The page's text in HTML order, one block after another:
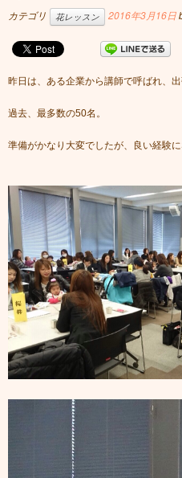
カテゴリ 花レッスン 2016年3月16日
昨日は、ある企業から講師で呼ばれ、出
過去、最多数の50名。
準備がかなり大変でしたが、良い経験に